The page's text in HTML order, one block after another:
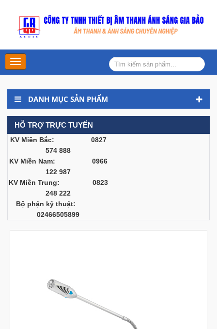
Main
Menu
DANH MỤC SẢN PHẨM
HỖ TRỢ TRỰC TUYẾN
KV Miền Bắc: 0827
574 888
KV Miền Nam: 0966
122 987
KV Miền Trung: 0823
248 222
Bộ phận kỹ thuật:
02466505899